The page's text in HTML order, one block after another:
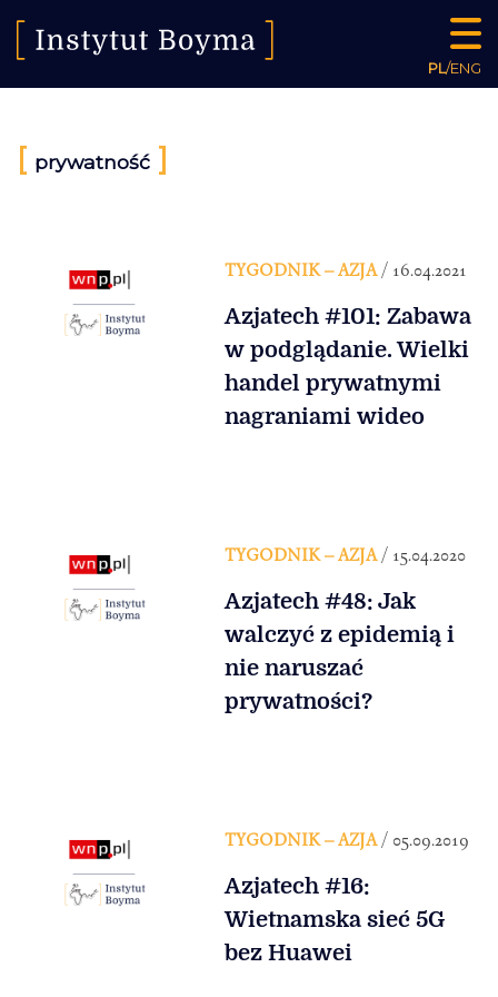
PL/ENG
[ prywatność ]
TYGODNIK – AZJA/ 16.04.2021
Azjatech #101: Zabawa
w podglądanie. Wielki
handel prywatnymi
nagraniami wideo
TYGODNIK – AZJA/ 15.04.2020
Azjatech #48: Jak
walczyć z epidemią i
nie naruszać
prywatności?
TYGODNIK – AZJA/ 05.09.2019
Azjatech #16:
Wietnamska sieć 5G
bez Huawei